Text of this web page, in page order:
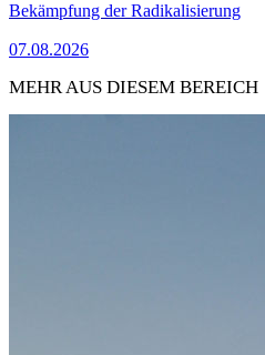
Bekämpfung der Radikalisierung
07.08.2026
MEHR AUS DIESEM BEREICH